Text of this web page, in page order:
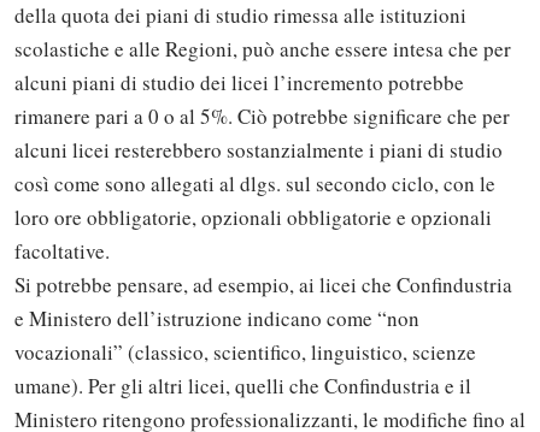
della quota dei piani di studio rimessa alle istituzioni
scolastiche e alle Regioni, può anche essere intesa che per
alcuni piani di studio dei licei l’incremento potrebbe
rimanere pari a 0 o al 5%. Ciò potrebbe significare che per
alcuni licei resterebbero sostanzialmente i piani di studio
così come sono allegati al dlgs. sul secondo ciclo, con le
loro ore obbligatorie, opzionali obbligatorie e opzionali
facoltative.
Si potrebbe pensare, ad esempio, ai licei che Confindustria
e Ministero dell’istruzione indicano come “non
vocazionali” (classico, scientifico, linguistico, scienze
umane). Per gli altri licei, quelli che Confindustria e il
Ministero ritengono professionalizzanti, le modifiche fino al